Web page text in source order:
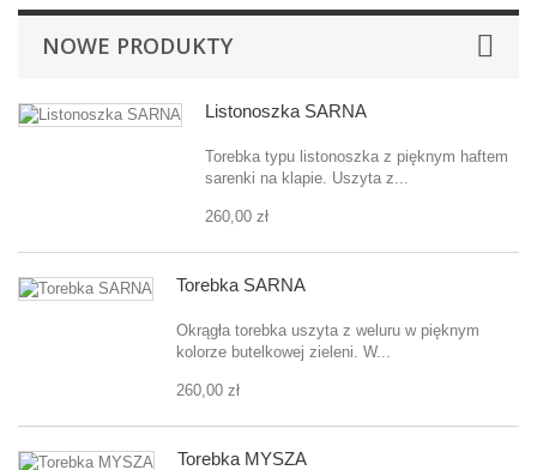
NOWE PRODUKTY
Listonoszka SARNA
Torebka typu listonoszka z pięknym haftem
sarenki na klapie. Uszyta z...
260,00 zł
Torebka SARNA
Okrągła torebka uszyta z weluru w pięknym
kolorze butelkowej zieleni. W...
260,00 zł
Torebka MYSZA